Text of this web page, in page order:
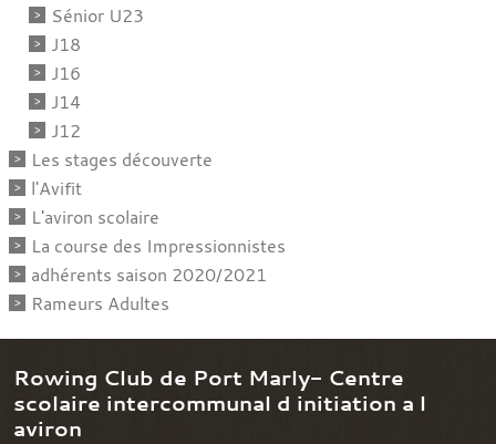
Sénior U23
J18
J16
J14
J12
Les stages découverte
l'Avifit
L'aviron scolaire
La course des Impressionnistes
adhérents saison 2020/2021
Rameurs Adultes
Rowing Club de Port Marly- Centre
scolaire intercommunal d initiation a l
aviron